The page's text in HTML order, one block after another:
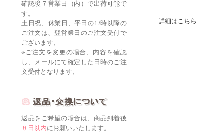
確認後７営業日（内）で出荷可能で
す。
土日祝、休業日、平日の17時以降の
ご注文は、翌営業日のご注文受付で
ございます。
※ご注文を変更の場合、内容を確認
し、メールにて確定した日時のご注
文受付となります。
詳細はこちら
返品をご希望の場合は、商品到着後
８日以内にお願いいたします。